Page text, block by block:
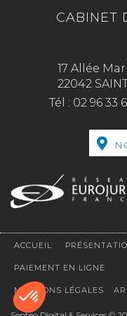
CABINET
17 Allée
22042
Tél : 02 96 33
ACCUEIL
PAIEMENT EN LIGNE
MENTIONS LÉGALES